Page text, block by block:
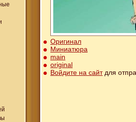
Оригинал
Миниатюра
main
original
Войдите на сайтдля